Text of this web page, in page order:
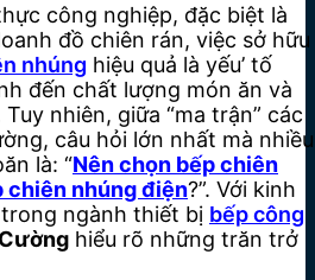
công nghiệp, đặc biệt là
đồ chiên rán, việc sở hữu
nhúng hiệu quả là yếu’ tố
đến chất lượng món ăn và
nhiên, giữa “ma trận” các
câu hỏi lớn nhất mà nhiều
là: “Nên chọn bếp chiên
chiên nhúng điện?”. Với kinh
ngành thiết bị bếp công
hiểu rõ những trăn trở